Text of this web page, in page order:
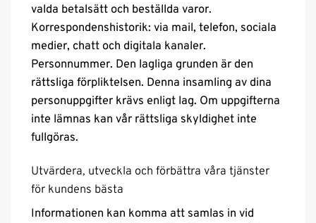
valda betalsätt och beställda varor.
Korrespondenshistorik: via mail, telefon, sociala
medier, chatt och digitala kanaler.
Personnummer. Den lagliga grunden är den
rättsliga förpliktelsen. Denna insamling av dina
personuppgifter krävs enligt lag. Om uppgifterna
inte lämnas kan vår rättsliga skyldighet inte
fullgöras.
Utvärdera, utveckla och förbättra våra tjänster
för kundens bästa
Informationen kan komma att samlas in vid